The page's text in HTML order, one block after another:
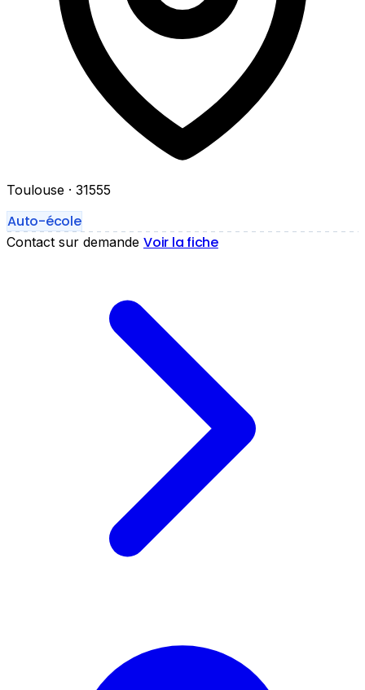
Toulouse · 31555
Auto-école
Contact sur demande Voir la fiche